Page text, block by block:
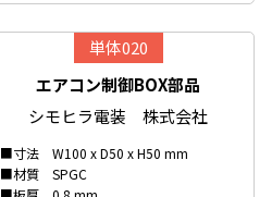
単体020
エアコン制御BOX部品
シモヒラ電装 株式会社
■寸法 W100 x D50 x H50 mm
■材質 SPGC